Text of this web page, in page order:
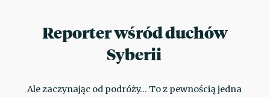
Reporter wśród duchów
Syberii
Ale zaczynając od podróży… To z pewnością jedna